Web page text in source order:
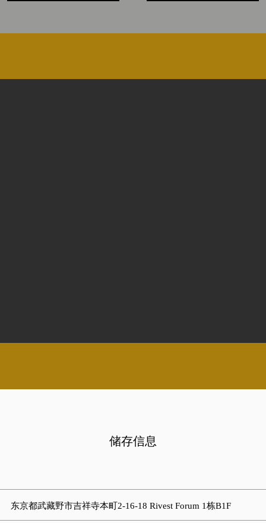
储存信息
东京都武藏野市吉祥寺本町2-16-18 Rivest Forum 1栋B1F